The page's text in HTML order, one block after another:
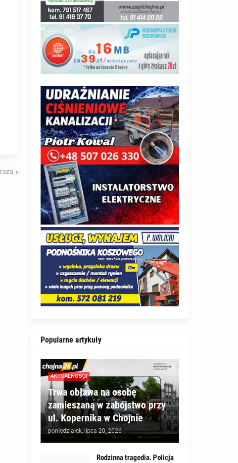
Popularne artykuły
AKTUALNOŚCI
Trwa obława na osobę
zamieszaną w zabójstwo przy
ul. Kopernika w Chojnie
poniedziałek, lipca 20, 2026
Rodzinna tragedia. Policja